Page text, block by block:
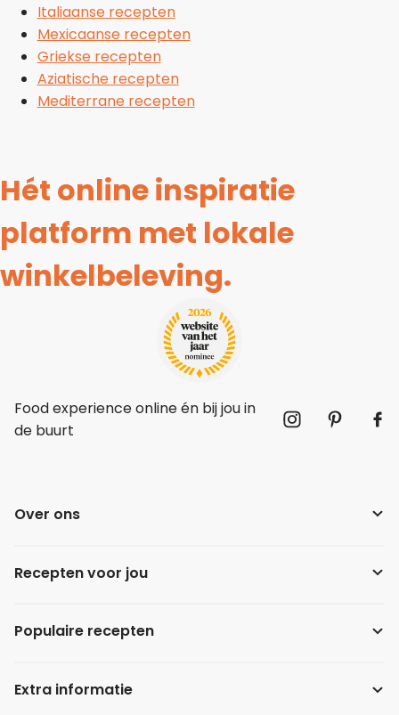
Italiaanse recepten
Mexicaanse recepten
Griekse recepten
Aziatische recepten
Mediterrane recepten
Hét online inspiratie
platform met lokale
winkelbeleving.
Food experience online én bij jou in
de buurt
Over ons
Recepten voor jou
Populaire recepten
Extra informatie